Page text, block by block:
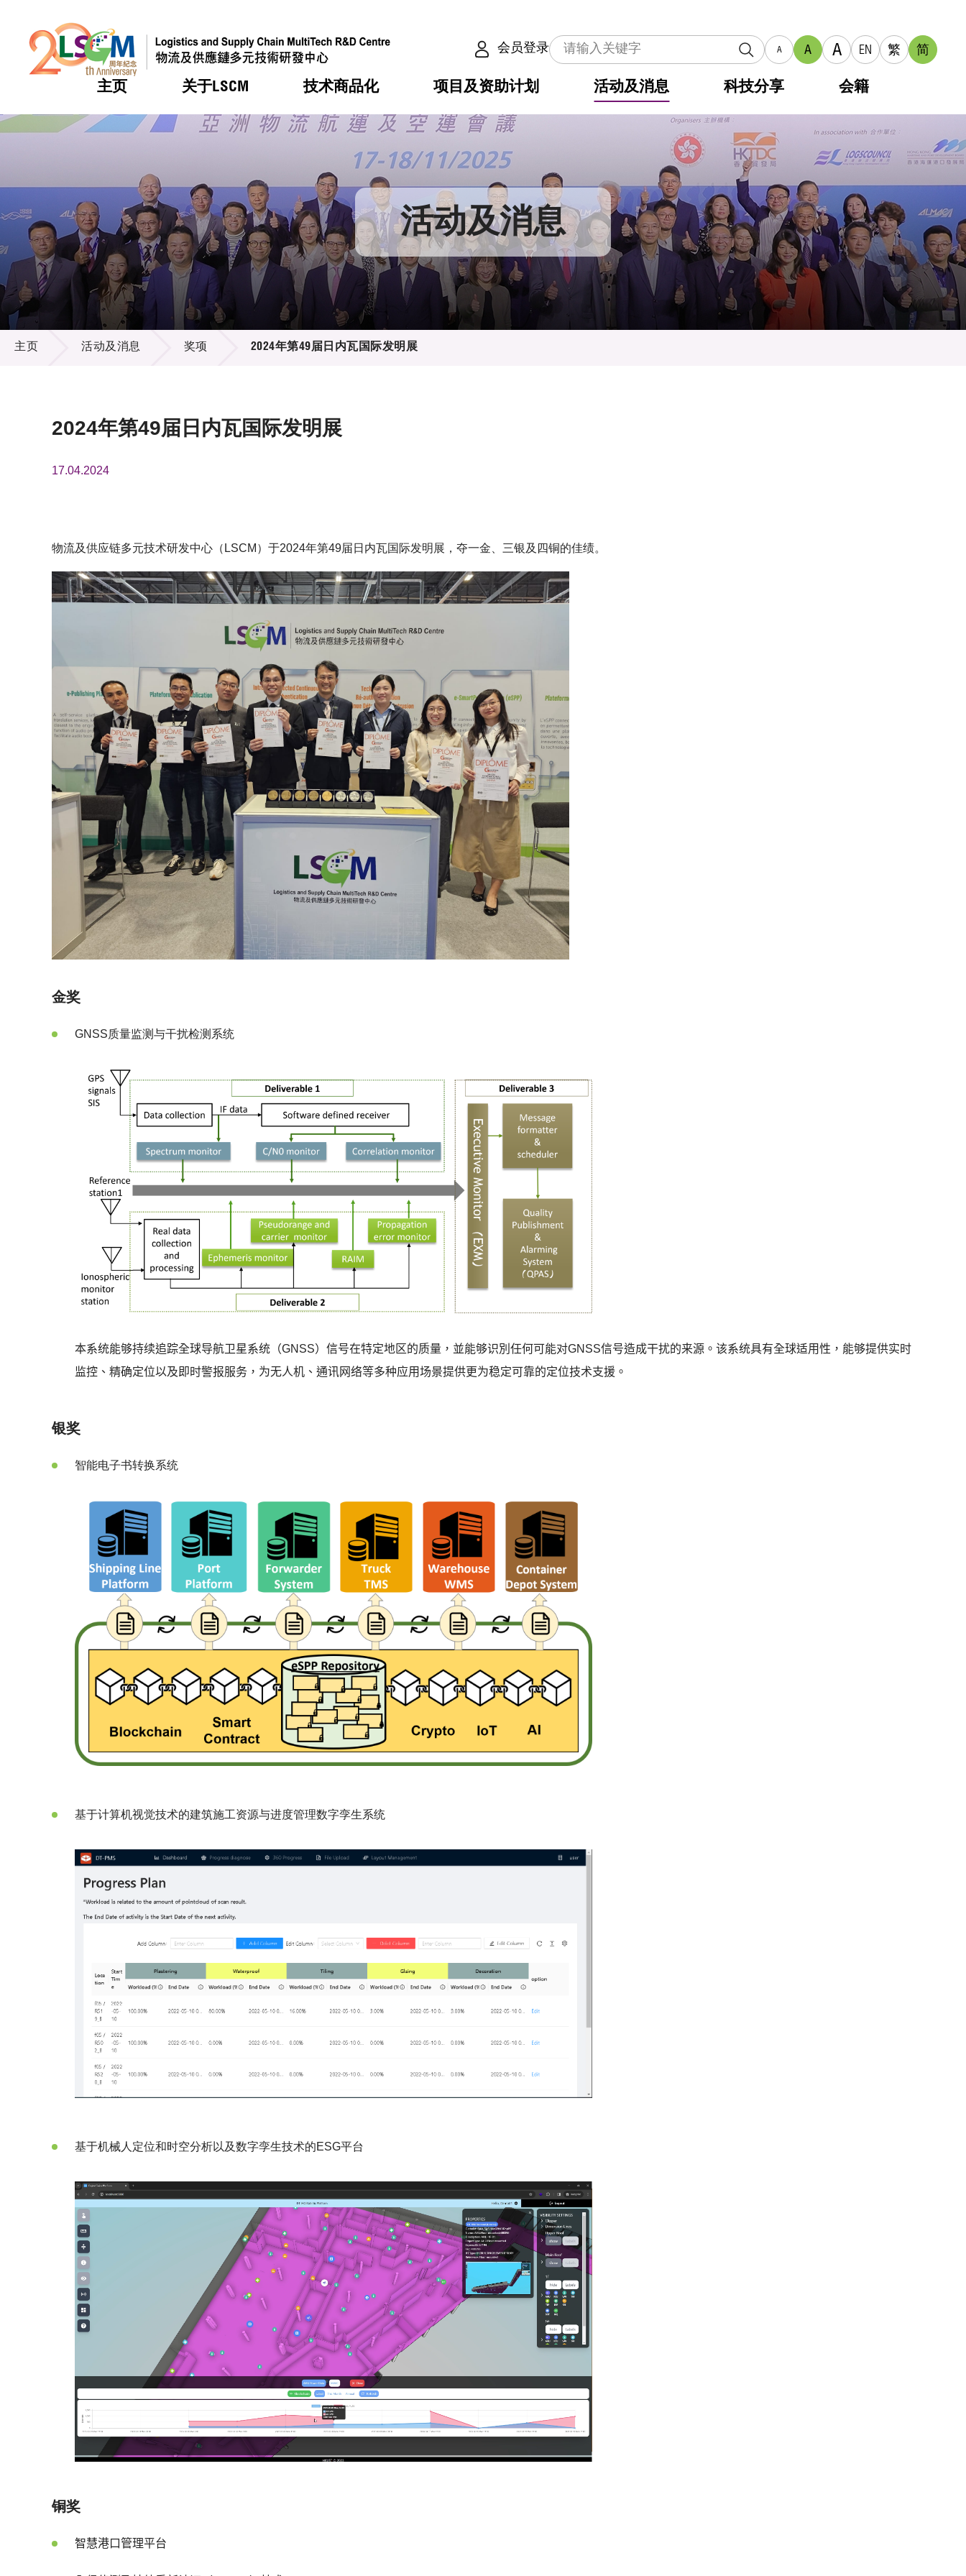
会员登录 A A A EN 繁 简
主页 关于LSCM
热门 机构简介
组织架构
组织架构
董事局
研究顾问
招标通告
供应商登记
技术商品化
热门 服务
可获授权之技术
应用于公共服务之创新技术
重点项目
项目及资助计划
热门 合作计划
资助计划
资助计划
税务优惠
申请
评审
征求研发项目计划书
项目资料库
活动及消息
热门 活动
奖项
新闻中心
媒体报导
新闻稿
资讯中心
多媒体
科技分享 会籍
热门 会籍及服务
会员列表
会员登入 活动及消息
活动及消息
主页 活动及消息 奖项 2024年第49届日内瓦国际发明展
2024年第49届日内瓦国际发明展
17.04.2024
物流及供应链多元技术研发中心（LSCM）于2024年第49届日内瓦国际发明展，夺一金、三银及四铜的佳绩。
金奖
GNSS质量监测与干扰检测系统
本系统能够持续追踪全球导航卫星系统（GNSS）信号在特定地区的质量，並能够识別任何可能对GNSS信号造成干扰的来源。该系统具有全球适用性，能够提供实时
监控、精确定位以及即时警报服务，为无人机、通讯网络等多种应用场景提供更为稳定可靠的定位技术支援。
银奖
智能电子书转换系统
基于计算机视觉技术的建筑施工资源与进度管理数字孪生系统
基于机械人定位和时空分析以及数字孪生技术的ESG平台
铜奖
智慧港口管理平台